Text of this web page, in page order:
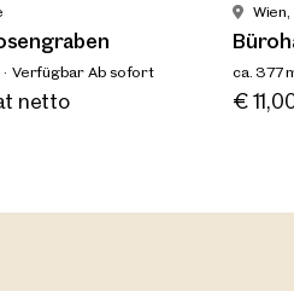
Verfügbar Ab sofort
netto
ca. 377
€